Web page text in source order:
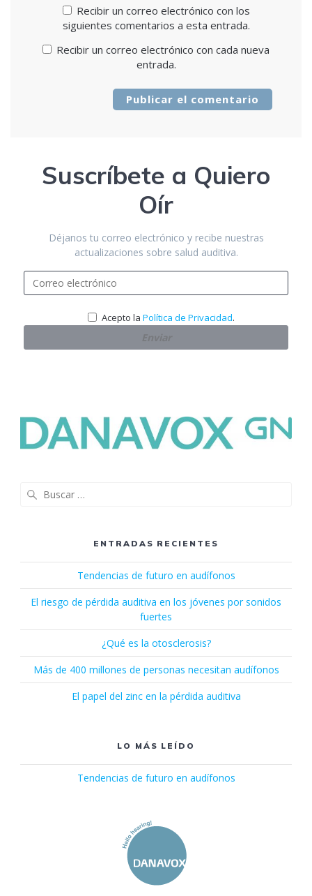
Recibir un correo electrónico con los
siguientes comentarios a esta entrada.
Recibir un correo electrónico con cada nueva
entrada.
Suscríbete a Quiero
Oír
Déjanos tu correo electrónico y recibe nuestras
actualizaciones sobre salud auditiva.
Acepto la Política de Privacidad.
ENTRADAS RECIENTES
Tendencias de futuro en audífonos
El riesgo de pérdida auditiva en los jóvenes por sonidos
fuertes
¿Qué es la otosclerosis?
Más de 400 millones de personas necesitan audífonos
El papel del zinc en la pérdida auditiva
LO MÁS LEÍDO
Tendencias de futuro en audífonos